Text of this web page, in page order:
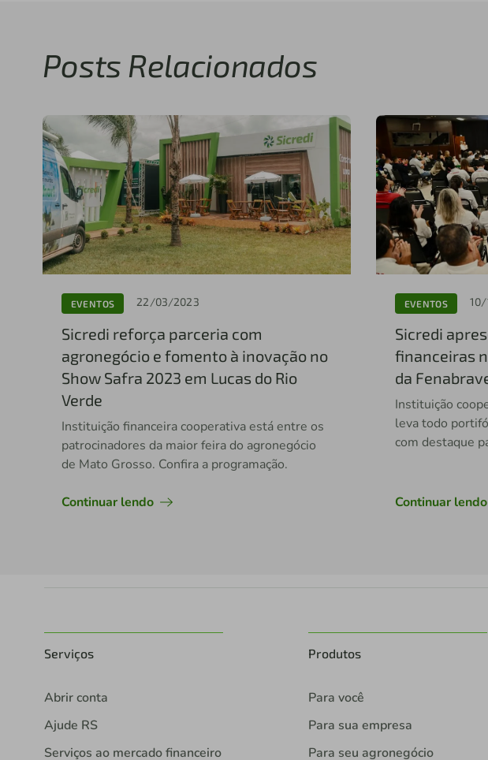
Posts Relacionados
EVENTOS 22/03/2023
Sicredi reforça parceria com
agronegócio e fomento à inovação no
Show Safra 2023 em Lucas do Rio
Verde
Instituição financeira cooperativa está entre os
patrocinadores da maior feira do agronegócio
de Mato Grosso. Confira a programação.
Continuar lendo
EVENTOS 10/
Sicredi
financeiras
da
Instituição
leva todo
com destaque
Continuar lendo
Serviços
Abrir conta
Ajude RS
Serviços ao mercado financeiro
Produtos
Para você
Para sua empresa
Para seu agronegócio